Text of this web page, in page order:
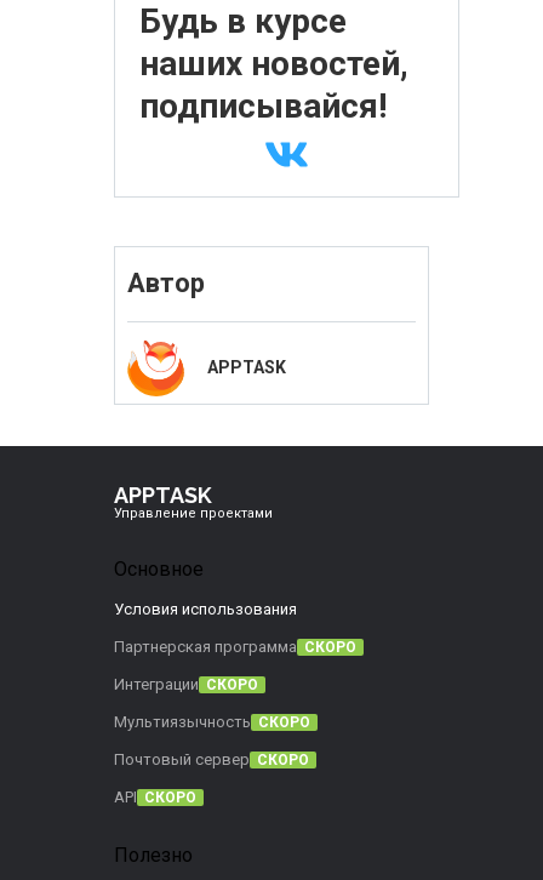
Будь в курсе
наших новостей,
подписывайся!
Автор
APPTASK
APPTASK
Управление проектами
Основное
Условия использования
Партнерская программа СКОРО
Интеграции СКОРО
Мультиязычность СКОРО
Почтовый сервер СКОРО
API СКОРО
Полезно